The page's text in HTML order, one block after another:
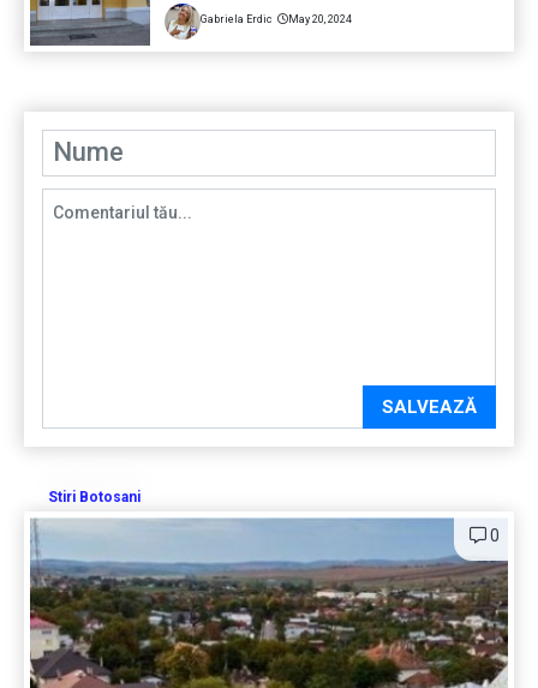
Gabriela Erdic May 20, 2024
SALVEAZĂ
Stiri Botosani
0